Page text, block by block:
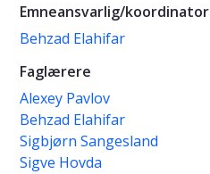
Emneansvarlig/koordinator
Behzad Elahifar
Faglærere
Alexey Pavlov
Behzad Elahifar
Sigbjørn Sangesland
Sigve Hovda